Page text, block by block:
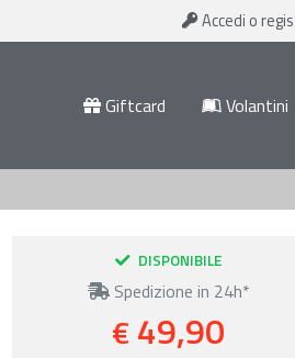
Accedi o
Giftcard Volantini
DISPONIBILE
Spedizione in 24h*
€ 49,90